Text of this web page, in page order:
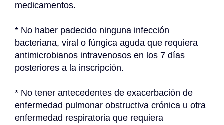
medicamentos.
* No haber padecido ninguna infección
bacteriana, viral o fúngica aguda que requiera
antimicrobianos intravenosos en los 7 días
posteriores a la inscripción.
* No tener antecedentes de exacerbación de
enfermedad pulmonar obstructiva crónica u otra
enfermedad respiratoria que requiera